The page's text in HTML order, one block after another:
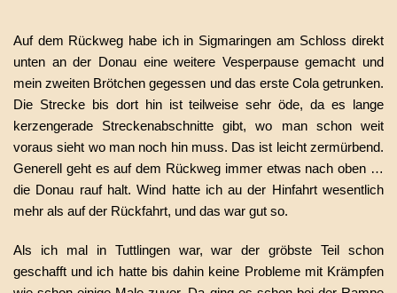
Auf dem Rückweg habe ich in Sigmaringen am Schloss direkt
unten an der Donau eine weitere Vesperpause gemacht und
mein zweiten Brötchen gegessen und das erste Cola getrunken.
Die Strecke bis dort hin ist teilweise sehr öde, da es lange
kerzengerade Streckenabschnitte gibt, wo man schon weit
voraus sieht wo man noch hin muss. Das ist leicht zermürbend.
Generell geht es auf dem Rückweg immer etwas nach oben …
die Donau rauf halt. Wind hatte ich au der Hinfahrt wesentlich
mehr als auf der Rückfahrt, und das war gut so.
Als ich mal in Tuttlingen war, war der gröbste Teil schon
geschafft und ich hatte bis dahin keine Probleme mit Krämpfen